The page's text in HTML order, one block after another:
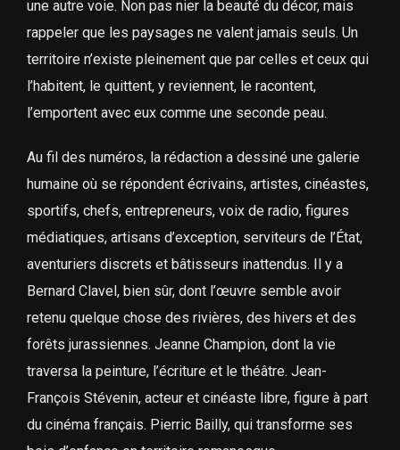
une autre voie. Non pas nier la beauté du décor, mais
rappeler que les paysages ne valent jamais seuls. Un
territoire n’existe pleinement que par celles et ceux qui
l’habitent, le quittent, y reviennent, le racontent,
l’emportent avec eux comme une seconde peau.
Au fil des numéros, la rédaction a dessiné une galerie
humaine où se répondent écrivains, artistes, cinéastes,
sportifs, chefs, entrepreneurs, voix de radio, figures
médiatiques, artisans d’exception, serviteurs de l’État,
aventuriers discrets et bâtisseurs inattendus. Il y a
Bernard Clavel, bien sûr, dont l’œuvre semble avoir
retenu quelque chose des rivières, des hivers et des
forêts jurassiennes. Jeanne Champion, dont la vie
traversa la peinture, l’écriture et le théâtre. Jean-
François Stévenin, acteur et cinéaste libre, figure à part
du cinéma français. Pierric Bailly, qui transforme ses